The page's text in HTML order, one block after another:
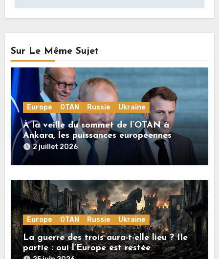
Sur Le Même Sujet
Europe OTAN Russie Ukraine
À la veille du sommet de l’OTAN à
Ankara, les puissances européennes
poussent la guerre en Ukraine vers un
conflit direct avec la Russie
2 juillet 2026
Europe OTAN Russie Ukraine
La guerre des trois aura-t-elle lieu ? IIe
partie : oui l’Europe est restée